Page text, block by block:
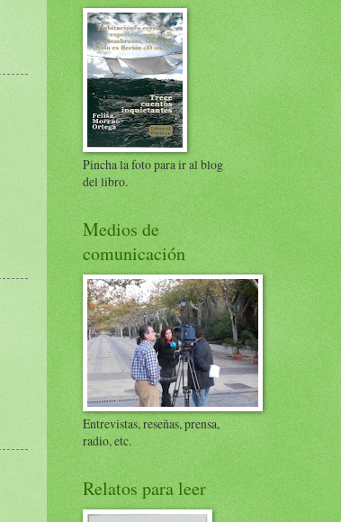
Pincha la foto para ir al blog
del libro.
Medios de
comunicación
Entrevistas, reseñas, prensa,
radio, etc.
Relatos para leer